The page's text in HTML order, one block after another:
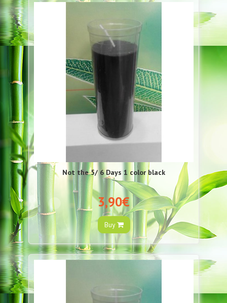
Not the 5/ 6 Days 1 color black
3,90€
Buy